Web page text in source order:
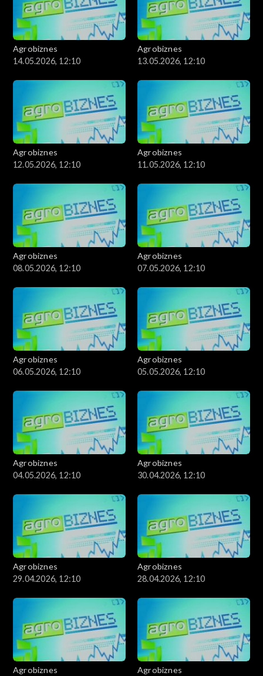
Agrobiznes
14.05.2026, 12:10
Agrobiznes
13.05.2026, 12:10
Agrobiznes
12.05.2026, 12:10
Agrobiznes
11.05.2026, 12:10
Agrobiznes
08.05.2026, 12:10
Agrobiznes
07.05.2026, 12:10
Agrobiznes
06.05.2026, 12:10
Agrobiznes
05.05.2026, 12:10
Agrobiznes
04.05.2026, 12:10
Agrobiznes
30.04.2026, 12:10
Agrobiznes
29.04.2026, 12:10
Agrobiznes
28.04.2026, 12:10
Agrobiznes
Agrobiznes